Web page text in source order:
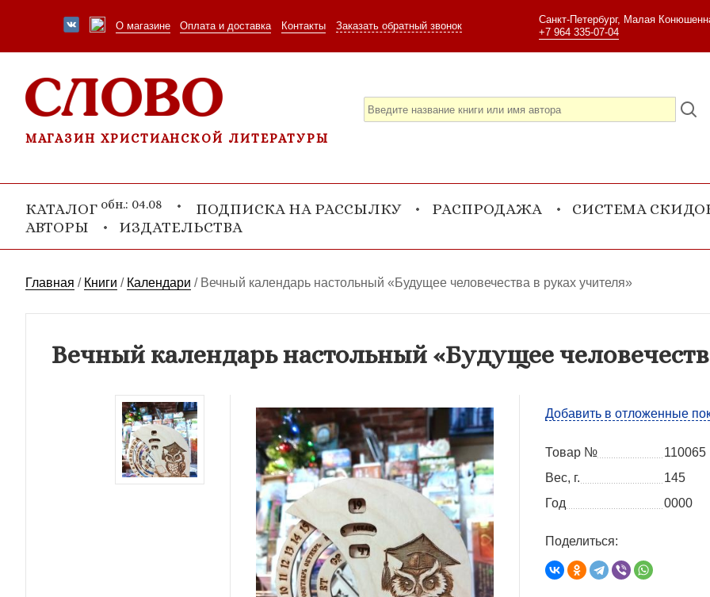
О магазине Оплата и доставка Контакты Заказать обратный звонок
Санкт-Петербург, Малая
+7 964 335-07-04
МАГАЗИН ХРИСТИАНСКОЙ ЛИТЕРАТУРЫ
КАТАЛОГ обн.: 04.08 ПОДПИСКА НА РАССЫЛКУ РАСПРОДАЖА
СИСТЕМА
АВТОРЫ
ИЗДАТЕЛЬСТВА
Главная / Книги / Календари / Вечный календарь настольный «Будущее человечества в руках учителя»
Вечный календарь настольный «Будущее
Добавить в отложенные
Товар №
110065
Вес, г.
145
Год
0000
Поделиться: